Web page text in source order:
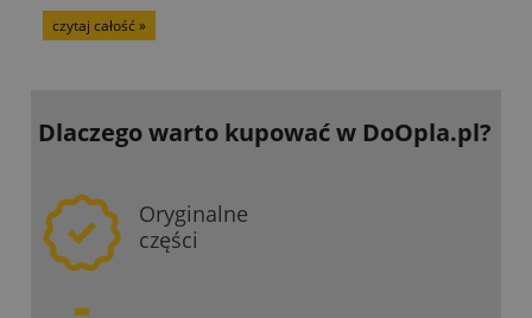
czytaj całość »
Dlaczego warto kupowaćw DoOpla.pl?
Oryginalne
części